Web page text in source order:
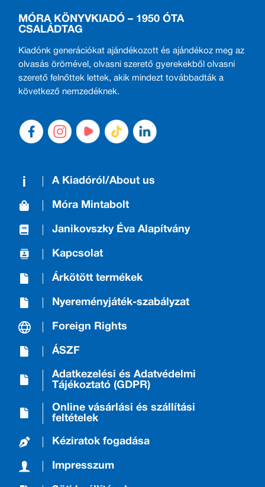
MÓRA KÖNYVKIADÓ – 1950 ÓTA
CSALÁDTAG
Kiadónk generációkat ajándékozott és ajándékoz meg az
olvasás örömével, olvasni szerető gyerekekből olvasni
szerető felnőttek lettek, akik mindezt továbbadták a
következő nemzedéknek.
A Kiadóról/About us
Móra Mintabolt
Janikovszky Éva Alapítvány
Kapcsolat
Árkötött termékek
Nyereményjáték-szabályzat
Foreign Rights
ÁSZF
Adatkezelési és Adatvédelmi
Tájékoztató (GDPR)
Online vásárlási és szállítási
feltételek
Kéziratok fogadása
Impresszum